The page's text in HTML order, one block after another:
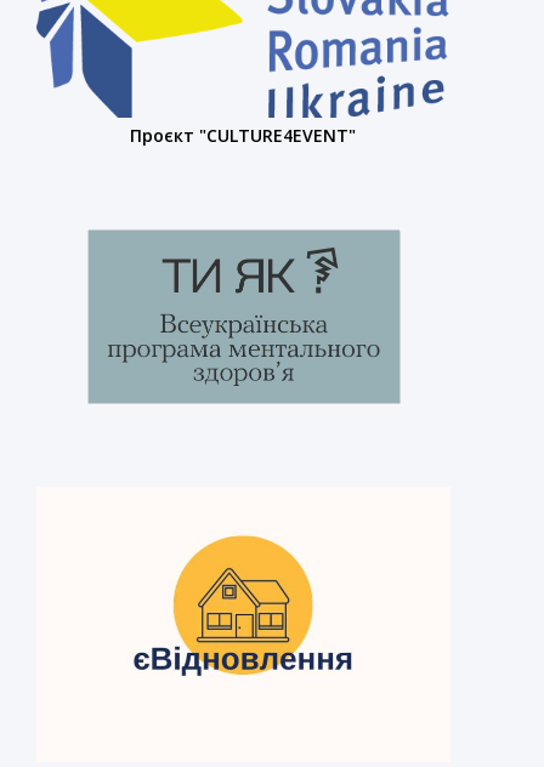
Проєкт "CULTURE4EVENT"